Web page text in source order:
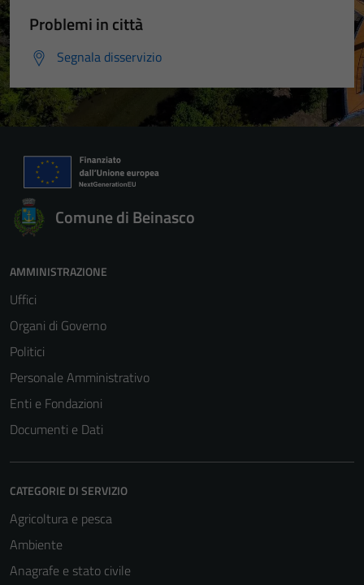
Problemi in città
Segnala disservizio
Comune di Beinasco
AMMINISTRAZIONE
Uffici
Organi di Governo
Politici
Personale Amministrativo
Enti e Fondazioni
Documenti e Dati
CATEGORIE DI SERVIZIO
Agricoltura e pesca
Ambiente
Anagrafe e stato civile